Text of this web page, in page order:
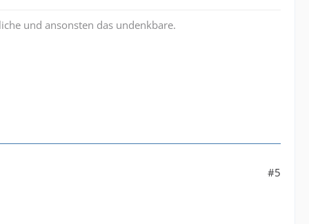
und ansonsten das undenkbare.
#5